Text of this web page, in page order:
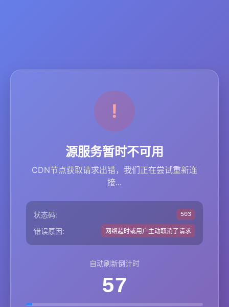
源服务暂时不可用
CDN节点获取请求出错，我们正在尝试重新连
接...
状态码: 503
错误原因: 网络超时或用户主动取消了请求
自动刷新倒计时
57